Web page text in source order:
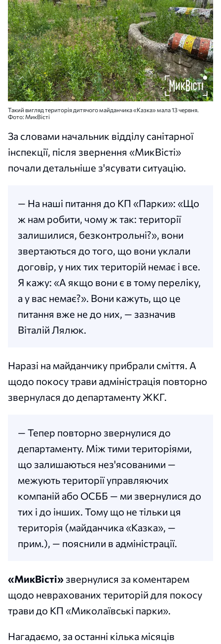
Такий вигляд територія дитячого майданчика «Казка» мала 13 червня.
Фото: МикВісті
За словами начальник відділу санітарної
інспекції, після звернення «МикВісті»
почали детальніше з'ясувати ситуацію.
— На наші питання до КП «Парки»: «Що
ж нам робити, чому ж так: території
залишилися, безконтрольні?», вони
звертаються до того, що вони уклали
договір, у них тих територій немає і все.
Я кажу: «А якщо вони є в тому переліку,
а у вас немає?». Вони кажуть, що це
питання вже не до них, — зазначив
Віталій Лялюк.
Наразі на майданчику прибрали сміття. А
щодо покосу трави адміністрація повторно
звернулася до департаменту ЖКГ.
— Тепер повторно звернулися до
департаменту. Між тими територіями,
що залишаються нез'ясованими —
межують території управляючих
компаній або ОСББ — ми звернулися до
тих і до інших. Тому що не тільки ця
територія (майданчика «Казка», —
прим.), — пояснили в адміністрації.
«МикВісті» звернулися за коментарем
щодо неврахованих територій для покосу
трави до КП «Миколаївські парки».
Нагадаємо, за останні кілька місяців